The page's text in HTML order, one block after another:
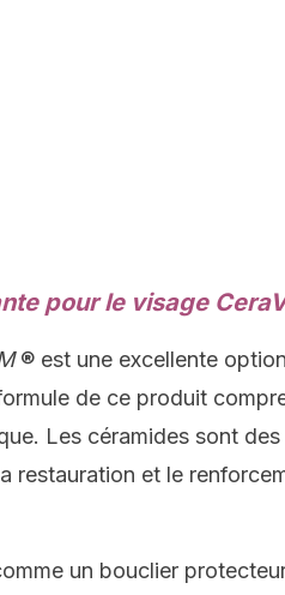
pour le visage
® est une excellente option
de ce produit
Les céramides sont
restauration et le
un bouclier